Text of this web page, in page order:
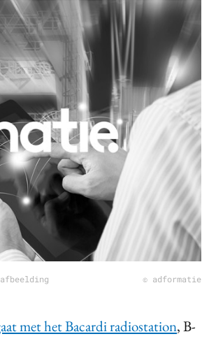
Purpose Marketing
Reputatie & crisis
© adformatie
met het Bacardi radiostation, B-